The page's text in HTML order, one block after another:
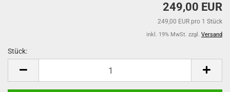
249,00 EUR
249,00 EUR pro 1 Stück
inkl. 19% MwSt. zzgl. Versand
Stück: